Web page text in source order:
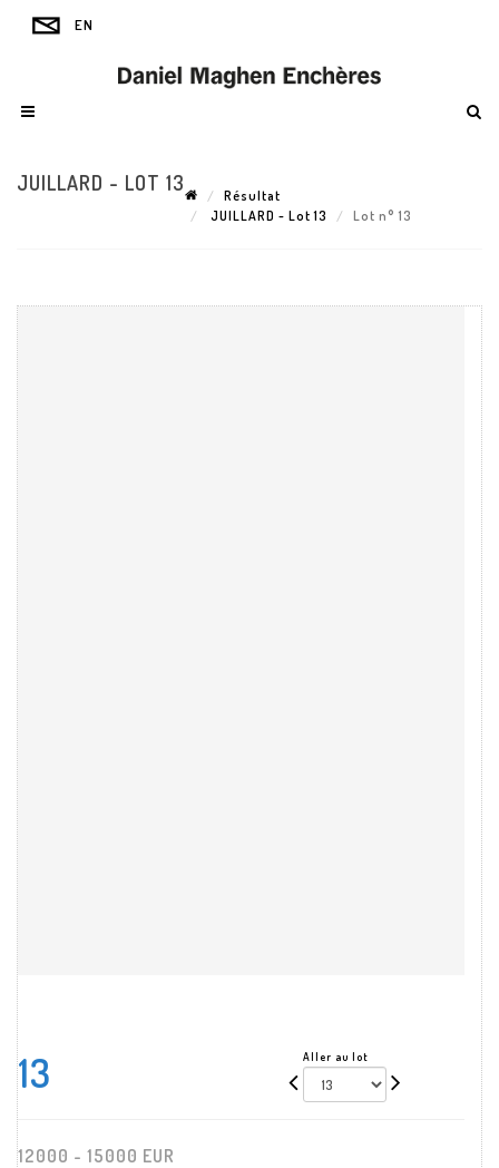
JUILLARD - LOT 13
Résultat
JUILLARD - Lot 13
Lot n° 13
13 Aller au lot
12000 - 15000 EUR